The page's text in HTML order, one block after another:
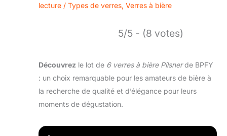
lecture / Types de verres, Verres à bière
5/5 - (8 votes)
Découvrez le lot de 6 verres à bière Pilsnerde BPFY
: un choix remarquable pour les amateurs de bière à
la recherche de qualité et d’élégance pour leurs
moments de dégustation.